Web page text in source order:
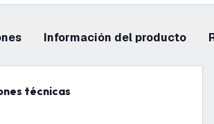
información del producto
técnicas